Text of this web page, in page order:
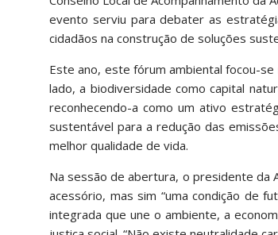
evento serviu para debater as
cidadãos na construção de soluções
Este ano, este fórum ambiental focou-
lado, a biodiversidade como capital
reconhecendo-a como um ativo
sustentável para a redução das
melhor qualidade de vida.
Na sessão de abertura, o presidente da
acessório, mas sim “uma condição de
integrada que une o ambiente, a